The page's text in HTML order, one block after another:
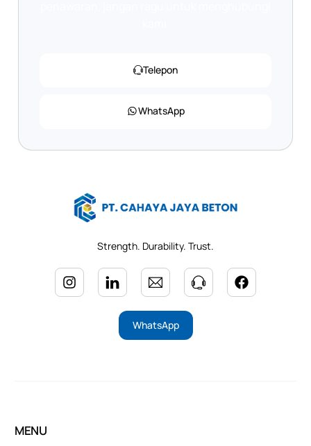
Telepon
WhatsApp
Strength. Durability. Trust.
WhatsApp
MENU